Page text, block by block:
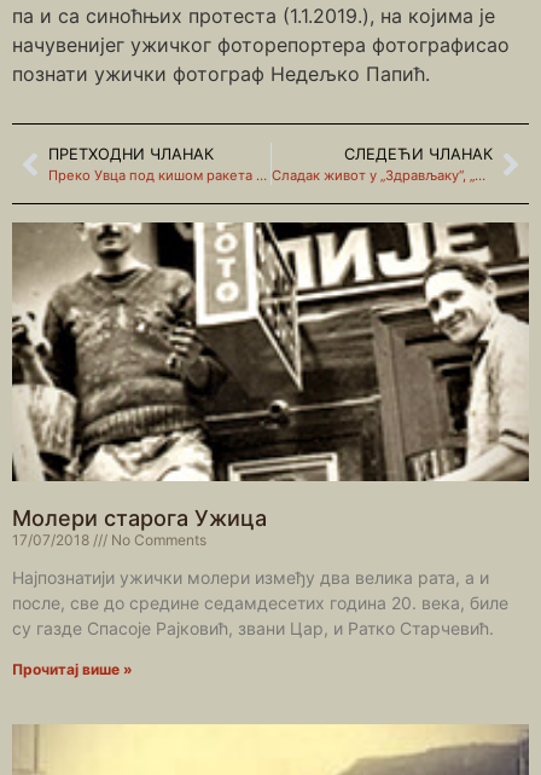
па и са синоћњих протеста (1.1.2019.), на којима је
начувенијег ужичког фоторепортера фотографисао
познати ужички фотограф Недељко Папић.
ПРЕТХОДНИ ЧЛАНАК
Преко Увца под кишом ракета и уз – аплауз
СЛЕДЕЋИ ЧЛАНАК
Сладак живот у „Здрављаку“, „Нади“, „Зори“, „Опатији“, „Јадрану“ и даље…
Молери старога Ужица
17/07/2018 No Comments
Најпознатији ужички молери између два велика рата, а и
после, све до средине седамдесетих година 20. века, биле
су газде Спасоје Рајковић, звани Цар, и Ратко Старчевић.
Прочитај више »